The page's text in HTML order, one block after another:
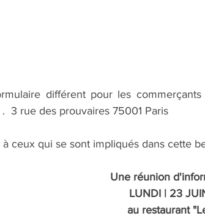
différent pour les
.  3 rue des prouvaires 75001 Paris
à ceux qui se sont impliqués dans cette
Une réunion
LUNDI | 23
au restaurant